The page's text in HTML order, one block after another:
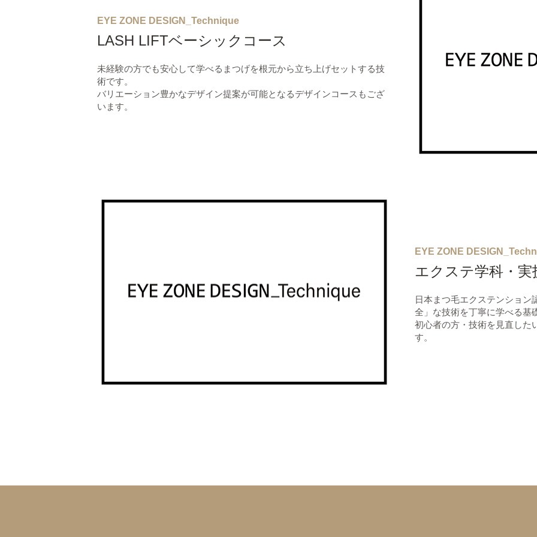
EYE ZONE DESIGN_Technique
LASH LIFTベーシックコース
未経験の方でも安心して学べるまつげを根元から立ち上げセットする技
術です。
バリエーション豊かなデザイン提案が可能となるデザインコースもござ
います。
EYE ZONE
エクステ学科・実
日本まつ毛エクステンション
全」な技術を丁寧に学べる基
初心者の方・技術を見直した
す。